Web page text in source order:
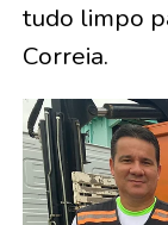
tudo limpo
Correia.